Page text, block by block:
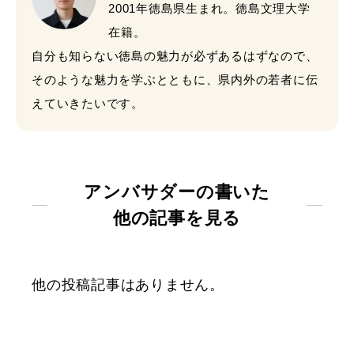
2001年徳島県生まれ。徳島文理大学
在籍。
自分も知らない徳島の魅力が必ずあるはずなので、
そのような魅力を学ぶとともに、県内外の若者に伝
えていきたいです。
アンバサダーの書いた
他の記事を見る
他の投稿記事はありません。